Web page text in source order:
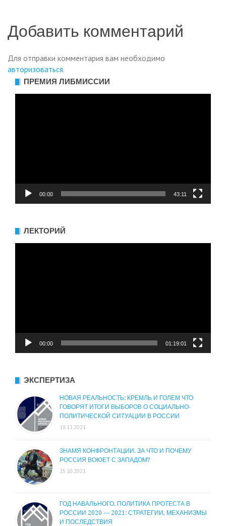
Добавить комментарий
Для отправки комментария вам необходимо
авторизоваться.
ПРЕМИЯ ЛИБМИССИИ
00:00 43:11
ЛЕКТОРИЙ
00:00 01:19:01
ЭКСПЕРТИЗА
НОВАЯ РЕАЛЬНОСТЬ: КРЕМЛЬ И ГОЛЕМ ЧТО
ГОВОРЯТ ИТОГИ ВЫБОРОВ О СОЦИАЛЬНО-
ПОЛИТИЧЕСКОЙ СИТУАЦИИ В РОССИИ
18.11.2021
ЗНАМЯ КОНФРОНТАЦИИ. ЗА ЧТО И ПОЧЕМУ
РОССИЯ ВОЮЕТ С ЗАПАДОМ?
25.10.2021
ГОД НАВАЛЬНОГО. ПОЛИТИКА ПРОТЕСТА В
РОССИИ 2020 — 2021: СТРАТЕГИИ, МЕХАНИЗМЫ
И ПОСЛЕДСТВИЯ